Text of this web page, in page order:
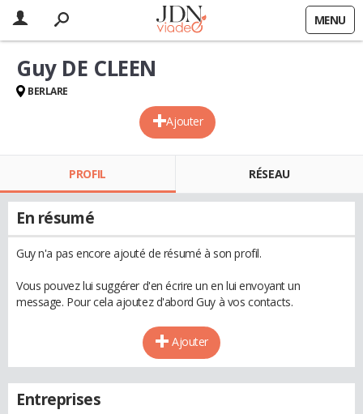
MENU
Ajouter
Guy DE CLEEN
BERLARE
PROFIL RÉSEAU
En résumé
Guy n'a pas encore ajouté de résumé à son profil.
Vous pouvez lui suggérer d'en écrire un en lui envoyant un
message. Pour cela ajoutez d'abord Guy à vos contacts.
Ajouter
Entreprises